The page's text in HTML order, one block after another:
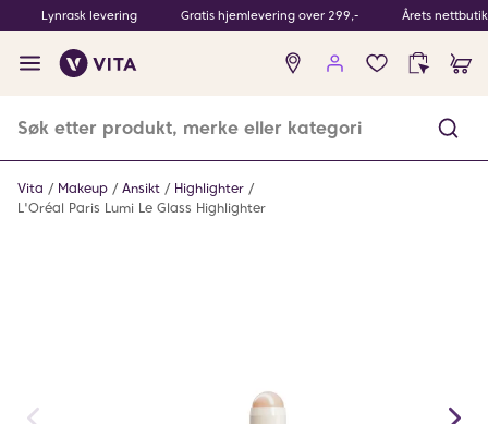
Lynrask levering Gratis hjemlevering over 299,- Årets
Ingen
produkter
Vita Makeup Ansikt
Highlighter
L'Oréal Paris Lumi Le Glass Highlighter